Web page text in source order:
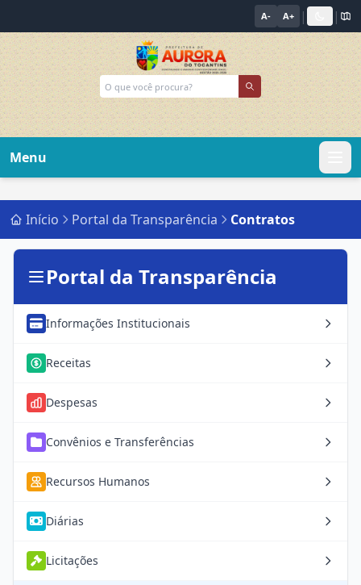
A- A+ | |
Menu
Início Portal da Transparência Contratos
Portal da Transparência
Informações Institucionais
Receitas
Despesas
Convênios e Transferências
Recursos Humanos
Diárias
Licitações